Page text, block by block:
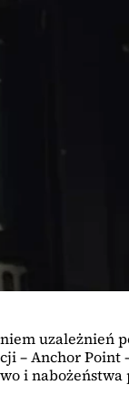
uzależnień
– Anchor Point
i nabożeństwa